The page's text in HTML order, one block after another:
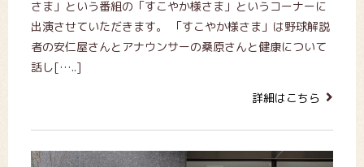
さま」という番組の「すこやか様さま」というコーナーに
出演させていただきます。 「すこやか様さま」は野球解説
者の安仁屋さんとアナウンサーの桑原さんと健康について
話し[…..]
詳細はこちら